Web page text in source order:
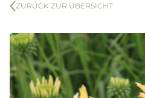
ZURÜCK ZUR ÜBERSICHT